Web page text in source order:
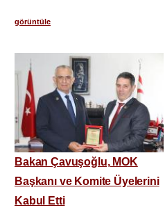
görüntüle
Bakan Çavuşoğlu, MOK
Başkanı ve Komite Üyelerini
Kabul Etti